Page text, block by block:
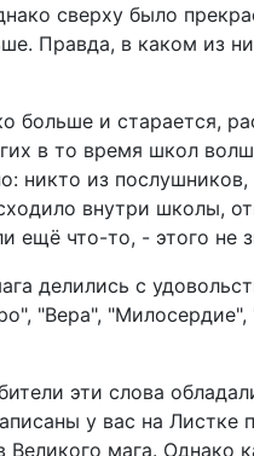
сверху было
Правда, в каком из
больше и старается,
в то время школ
из
внутри школы,
ещё что-то, - этого не
делились с
"Вера",
эти слова
у вас на
мага. Однако